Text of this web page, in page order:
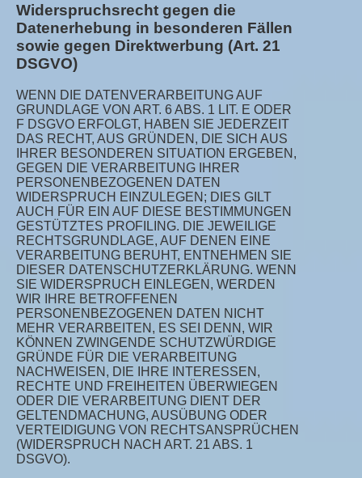
Widerspruchsrecht gegen die
Datenerhebung in besonderen Fällen
sowie gegen Direktwerbung (Art. 21
DSGVO)
WENN DIE DATENVERARBEITUNG AUF
GRUNDLAGE VON ART. 6 ABS. 1 LIT. E ODER
F DSGVO ERFOLGT, HABEN SIE JEDERZEIT
DAS RECHT, AUS GRÜNDEN, DIE SICH AUS
IHRER BESONDEREN SITUATION ERGEBEN,
GEGEN DIE VERARBEITUNG IHRER
PERSONENBEZOGENEN DATEN
WIDERSPRUCH EINZULEGEN; DIES GILT
AUCH FÜR EIN AUF DIESE BESTIMMUNGEN
GESTÜTZTES PROFILING. DIE JEWEILIGE
RECHTSGRUNDLAGE, AUF DENEN EINE
VERARBEITUNG BERUHT, ENTNEHMEN SIE
DIESER DATENSCHUTZERKLÄRUNG. WENN
SIE WIDERSPRUCH EINLEGEN, WERDEN
WIR IHRE BETROFFENEN
PERSONENBEZOGENEN DATEN NICHT
MEHR VERARBEITEN, ES SEI DENN, WIR
KÖNNEN ZWINGENDE SCHUTZWÜRDIGE
GRÜNDE FÜR DIE VERARBEITUNG
NACHWEISEN, DIE IHRE INTERESSEN,
RECHTE UND FREIHEITEN ÜBERWIEGEN
ODER DIE VERARBEITUNG DIENT DER
GELTENDMACHUNG, AUSÜBUNG ODER
VERTEIDIGUNG VON RECHTSANSPRÜCHEN
(WIDERSPRUCH NACH ART. 21 ABS. 1
DSGVO).